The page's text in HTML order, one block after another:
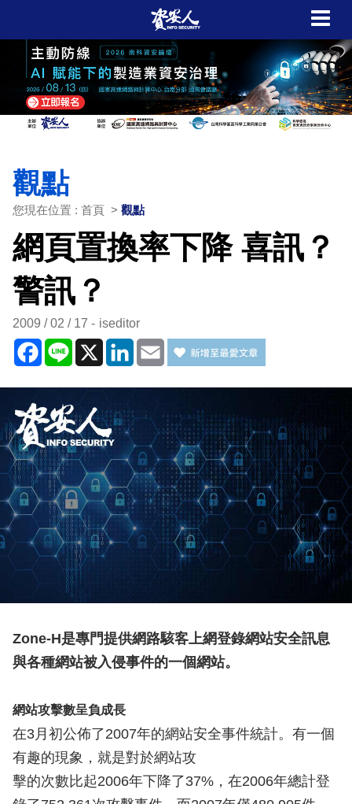
觀點
您現在位置 : 首頁 > 觀點
網頁置換率下降 喜訊？
警訊？
2009 / 02 / 17 iseditor
Facebook
Line X LinkedIn
Email
Zone-H是專門提供網路駭客上網登錄網站安全訊息
與各種網站被入侵事件的一個網站。
網站攻擊數呈負成長
在3月初公佈了2007年的網站安全事件統計。有一個
有趣的現象，就是對於網站攻
擊的次數比起2006年下降了37%，在2006年總計登